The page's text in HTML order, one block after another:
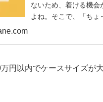
ないため、着ける機
よね。そこで、「ち
円以内でケースサイズが